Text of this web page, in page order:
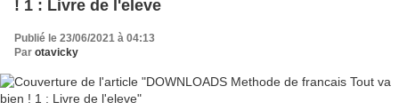
! 1 : Livre de l'eleve
Publié le 23/06/2021 à 04:13
Par otavicky